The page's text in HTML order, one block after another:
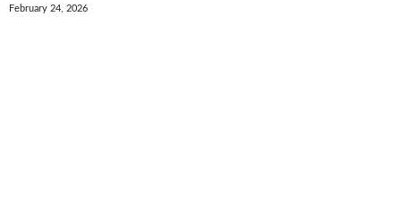
February 24, 2026